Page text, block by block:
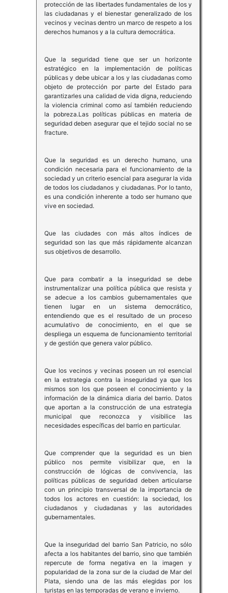
protección de las libertades fundamentales de los y
las ciudadanas y el bienestar generalizado de los
vecinos y vecinas dentro un marco de respeto a los
derechos humanos y a la cultura democrática.
Que la seguridad tiene que ser un horizonte
estratégico en la implementación de políticas
públicas y debe ubicar a los y las ciudadanas como
objeto de protección por parte del Estado para
garantizarles una calidad de vida digna, reduciendo
la violencia criminal como así también reduciendo
la pobreza.Las políticas públicas en materia de
seguridad deben asegurar que el tejido social no se
fracture.
Que la seguridad es un derecho humano, una
condición necesaria para el funcionamiento de la
sociedad y un criterio esencial para asegurar la vida
de todos los ciudadanos y ciudadanas. Por lo tanto,
es una condición inherente a todo ser humano que
vive en sociedad.
Que las ciudades con más altos índices de
seguridad son las que más rápidamente alcanzan
sus objetivos de desarrollo.
Que para combatir a la inseguridad se debe
instrumentalizar una política pública que resista y
se adecue a los cambios gubernamentales que
tienen lugar en un sistema democrático,
entendiendo que es el resultado de un proceso
acumulativo de conocimiento, en el que se
despliega un esquema de funcionamiento territorial
y de gestión que genera valor público.
Que los vecinos y vecinas poseen un rol esencial
en la estrategia contra la inseguridad ya que los
mismos son los que poseen el conocimiento y la
información de la dinámica diaria del barrio. Datos
que aportan a la construcción de una estrategia
municipal que reconozca y visibilice las
necesidades específicas del barrio en particular.
Que comprender que la seguridad es un bien
público nos permite visibilizar que, en la
construcción de lógicas de convivencia, las
políticas públicas de seguridad deben articularse
con un principio transversal de la importancia de
todos los actores en cuestión: la sociedad, los
ciudadanos y ciudadanas y las autoridades
gubernamentales.
Que la inseguridad del barrio San Patricio, no sólo
afecta a los habitantes del barrio, sino que también
repercute de forma negativa en la imagen y
popularidad de la zona sur de la ciudad de Mar del
Plata, siendo una de las más elegidas por los
turistas en las temporadas de verano e invierno.